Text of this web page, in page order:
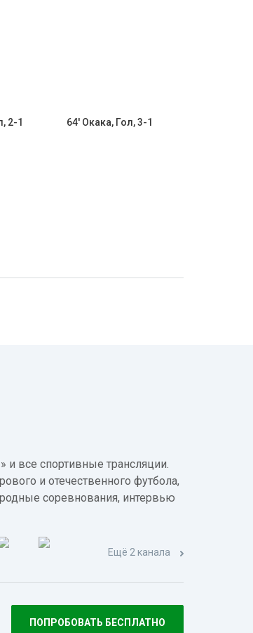
2-1 64' Окака, Гол, 3-1
и все спортивные трансляции.
и отечественного футбола,
соревнования, интервью
Ещё 2 канала
ПОПРОБОВАТЬ БЕСПЛАТНО